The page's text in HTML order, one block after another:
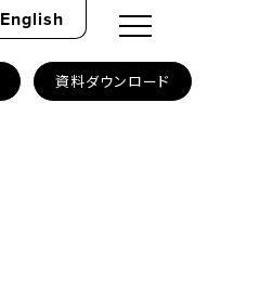
資料ダウンロード
English